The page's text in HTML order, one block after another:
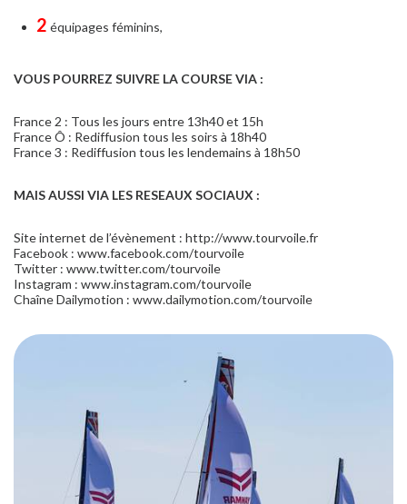
2 équipages féminins,
VOUS POURREZ SUIVRE LA COURSE VIA :
France 2 : Tous les jours entre 13h40 et 15h
France Ô : Rediffusion tous les soirs à 18h40
France 3 : Rediffusion tous les lendemains à 18h50
MAIS AUSSI VIA LES RESEAUX SOCIAUX :
Site internet de l’évènement : http://www.tourvoile.fr
Facebook : www.facebook.com/tourvoile
Twitter : www.twitter.com/tourvoile
Instagram : www.instagram.com/tourvoile
Chaîne Dailymotion : www.dailymotion.com/tourvoile